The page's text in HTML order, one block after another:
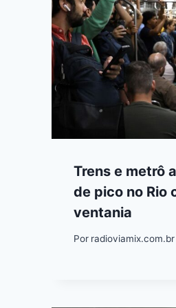
Trens e metrô
de pico no Rio
ventania
Por radioviamix.com.br